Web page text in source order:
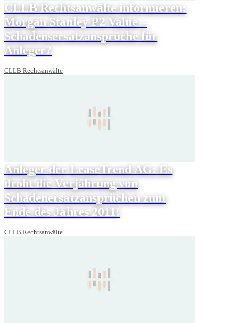
CLLB Rechtsanwälte informieren:
Morgan Stanley P2 Value –
Schadensersatzansprüche für
Anleger?
CLLB Rechtsanwälte
Anleger der LeaseTrend AG: Es
droht die Verjährung von
Schadenersatzansprüchen zum
Ende des Jahres 2011!
CLLB Rechtsanwälte